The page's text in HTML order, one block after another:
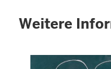
Weitere